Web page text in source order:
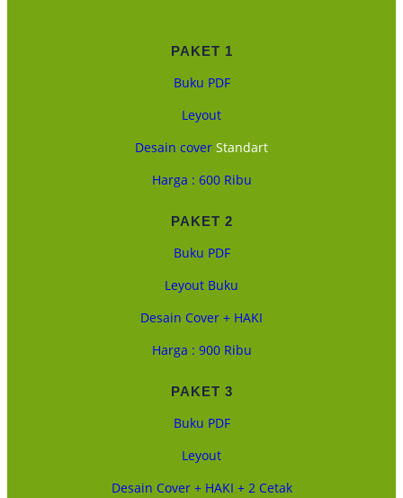
PAKET 1
Buku PDF
Leyout
Desain cover Standart
Harga : 600 Ribu
PAKET 2
Buku PDF
Leyout Buku
Desain Cover + HAKI
Harga : 900 Ribu
PAKET 3
Buku PDF
Leyout
Desain Cover + HAKI + 2 Cetak